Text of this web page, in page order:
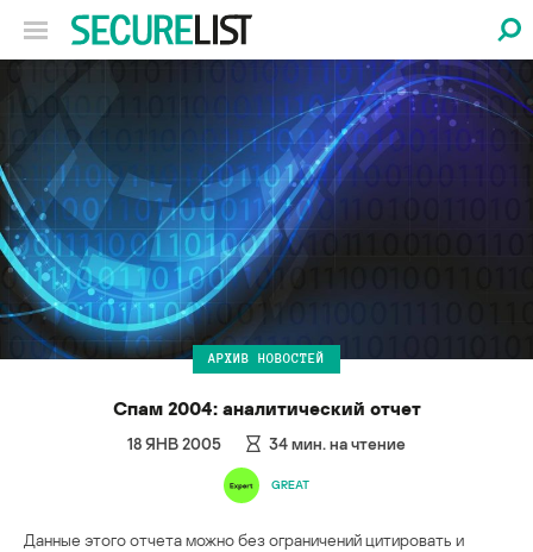
АРХИВ НОВОСТЕЙ
Спам 2004: аналитический отчет
18 ЯНВ 2005 34мин. на чтение
GREAT
Данные этого отчета можно без ограничений цитировать и